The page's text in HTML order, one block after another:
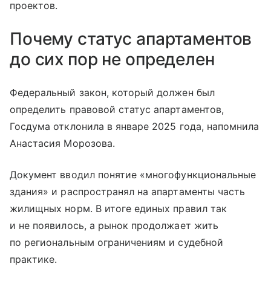
проектов.
Почему статус апартаментов
до сих пор не определен
Федеральный закон, который должен был
определить правовой статус апартаментов,
Госдума отклонила в январе 2025 года, напомнила
Анастасия Морозова.
Документ вводил понятие «многофункциональные
здания» и распространял на апартаменты часть
жилищных норм. В итоге единых правил так
и не появилось, а рынок продолжает жить
по региональным ограничениям и судебной
практике.